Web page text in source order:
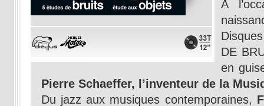
À
DE
en
Pierre Schaeffer, l’inventeur de la
Du jazz aux musiques contemporaines,